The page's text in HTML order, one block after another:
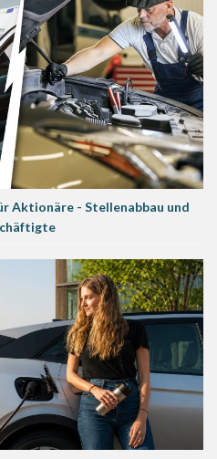
Aktionäre - Stellenabbau und